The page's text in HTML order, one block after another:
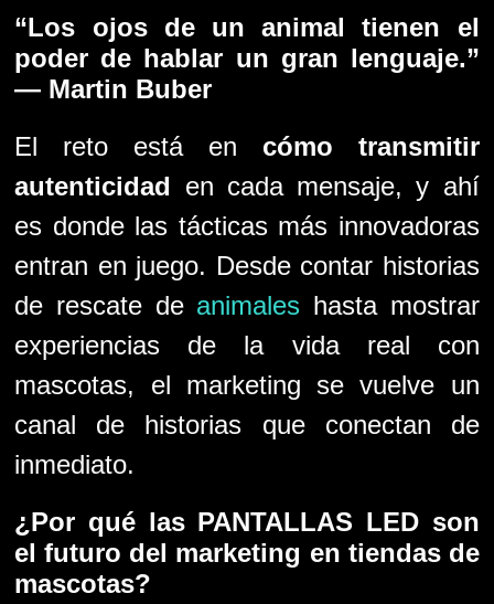
“Los ojos de un animal tienen el
poder de hablar un gran lenguaje.”
— Martin Buber
El reto está en cómo transmitir
autenticidad en cada mensaje, y ahí
es donde las tácticas más innovadoras
entran en juego. Desde contar historias
de rescate de animales hasta mostrar
experiencias de la vida real con
mascotas, el marketing se vuelve un
canal de historias que conectan de
inmediato.
¿Por qué las PANTALLAS LED son
el futuro del marketing en tiendas de
mascotas?